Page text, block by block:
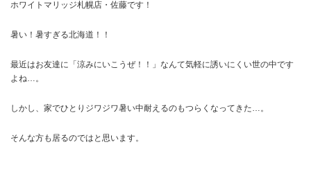
ホワイトマリッジ札幌店・佐藤です！
暑い！暑すぎる北海道！！
最近はお友達に「涼みにいこうぜ！！」なんて気軽に誘いにくい世の中です
よね…。
しかし、家でひとりジワジワ暑い中耐えるのもつらくなってきた…。
そんな方も居るのではと思います。